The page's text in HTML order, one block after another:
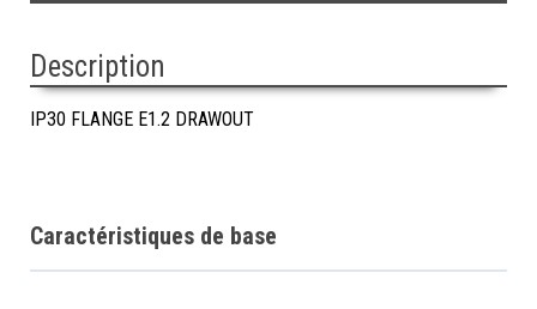
Description
IP30 FLANGE E1.2 DRAWOUT
Caractéristiques de base